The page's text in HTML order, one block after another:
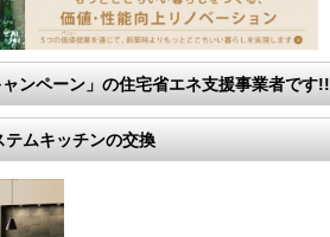
ンペーン」の住宅省エネ支援事業者です!!
テムキッチンの交換